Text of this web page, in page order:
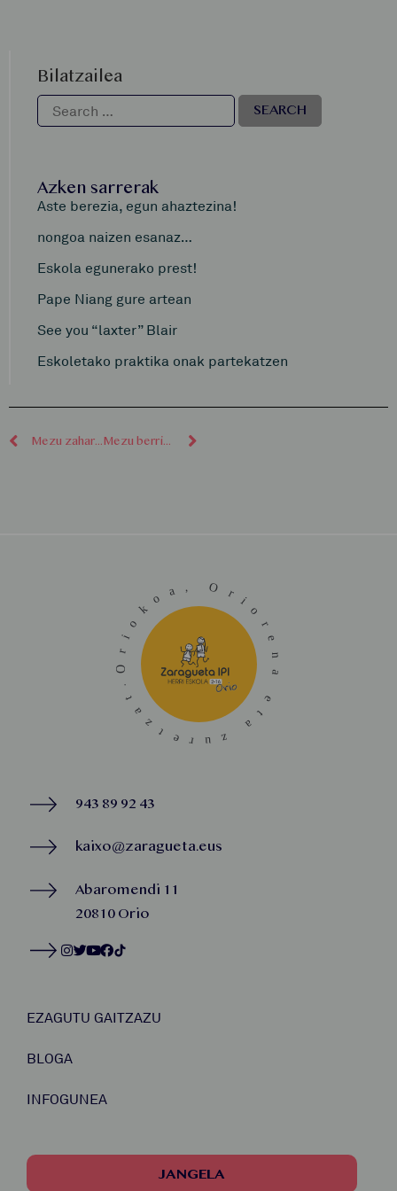
Bilatzailea
Azken sarrerak
Aste berezia, egun ahaztezina!
nongoa naizen esanaz…
Eskola egunerako prest!
Pape Niang gure artean
See you “laxter” Blair
Eskoletako praktika onak partekatzen
Mezu zaharragoak Mezu berriagoak
943 89 92 43
kaixo@zaragueta.eus
Abaromendi 11
20810 Orio
EZAGUTU GAITZAZU
BLOGA
INFOGUNEA
JANGELA